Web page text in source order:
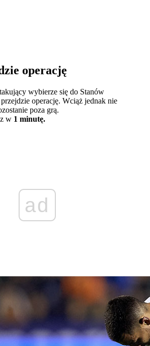
operację
wybierze się do Stanów
operację. Wciąż jednak nie
poza grą.
w 1 minutę.
ad